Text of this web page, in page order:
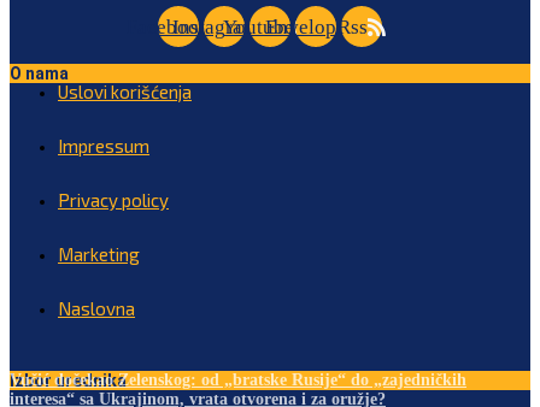
FacebookInstagramYoutubeEnvelopeRss
O nama
Uslovi korišćenja
Impressum
Privacy policy
Marketing
Naslovna
Izbor urednika
Vučić dočekao Zelenskog: od „bratske Rusije“ do „zajedničkih
interesa“ sa Ukrajinom, vrata otvorena i za oružje?